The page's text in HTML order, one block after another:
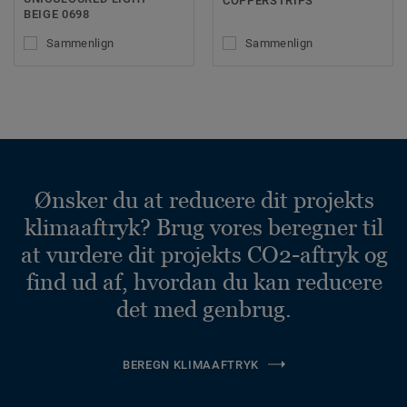
BEIGE 0698
Sammenlign Sammenlign
Ønsker du at reducere dit projekts
klimaaftryk? Brug vores beregner til
at vurdere dit projekts CO2-aftryk og
find ud af, hvordan du kan reducere
det med genbrug.
BEREGN KLIMAAFTRYK